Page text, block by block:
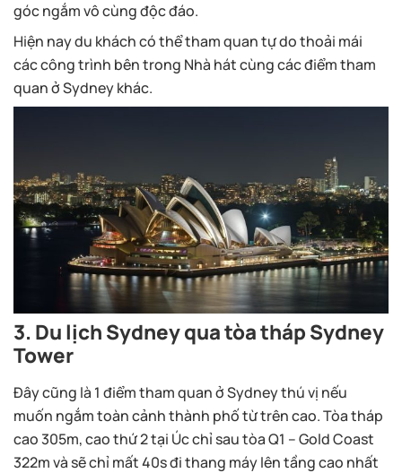
góc ngắm vô cùng độc đáo.
Hiện nay du khách có thể tham quan tự do thoải mái
các công trình bên trong Nhà hát cùng các điểm tham
quan ở Sydney khác.
3. Du lịch Sydney qua tòa tháp Sydney
Tower
Đây cũng là 1 điểm tham quan ở Sydney thú vị nếu
muốn ngắm toàn cảnh thành phố từ trên cao. Tòa tháp
cao 305m, cao thứ 2 tại Úc chỉ sau tòa Q1 – Gold Coast
322m và sẽ chỉ mất 40s đi thang máy lên tầng cao nhất